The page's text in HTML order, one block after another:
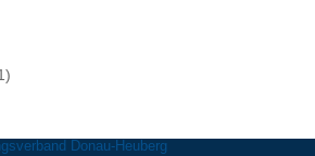
Donau-Heuberg